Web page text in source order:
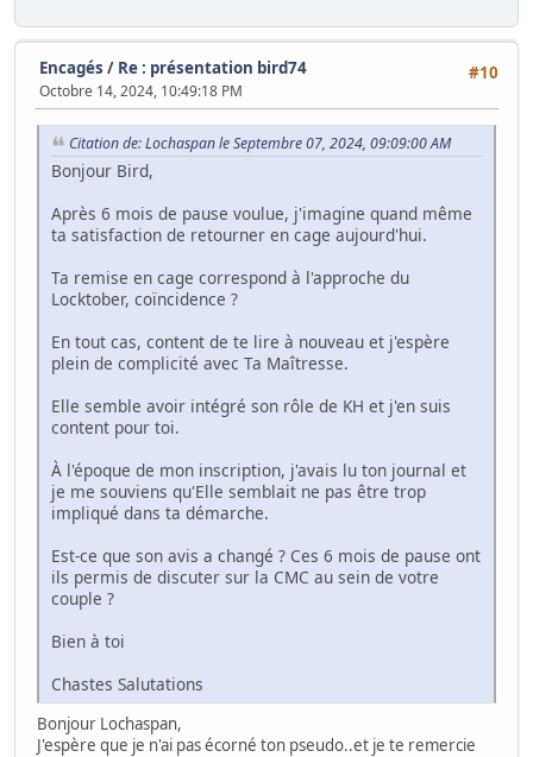
#10
Encagés / Re : présentation bird74
Octobre 14, 2024, 10:49:18 PM
Citation de: Lochaspan le Septembre 07, 2024, 09:09:00 AM
Bonjour Bird,
Après 6 mois de pause voulue, j'imagine quand même
ta satisfaction de retourner en cage aujourd'hui.
Ta remise en cage correspond à l'approche du
Locktober, coïncidence ?
En tout cas, content de te lire à nouveau et j'espère
plein de complicité avec Ta Maîtresse.
Elle semble avoir intégré son rôle de KH et j'en suis
content pour toi.
À l'époque de mon inscription, j'avais lu ton journal et
je me souviens qu'Elle semblait ne pas être trop
impliqué dans ta démarche.
Est-ce que son avis a changé ? Ces 6 mois de pause ont
ils permis de discuter sur la CMC au sein de votre
couple ?
Bien à toi
Chastes Salutations
Bonjour Lochaspan,
J'espère que je n'ai pas écorné ton pseudo..et je te remercie